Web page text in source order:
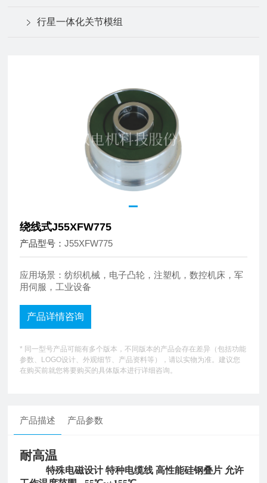
行星一体化关节模组
绕线式J55XFW775
产品型号：J55XFW775
应用场景：纺织机械，电子凸轮，注塑机，数控机床，军
用伺服，工业设备
产品详情咨询
* 同一型号产品可能有多个版本，不同版本的产品会存在差异（包括功能
参数、LOGO设计、外观细节、产品资料等），请以实物为准。建议您
在购买前就您将要购买的具体版本进行详细咨询。
产品描述 产品参数
耐高温
特殊电磁设计 特种电缆线 高性能硅钢叠片 允许